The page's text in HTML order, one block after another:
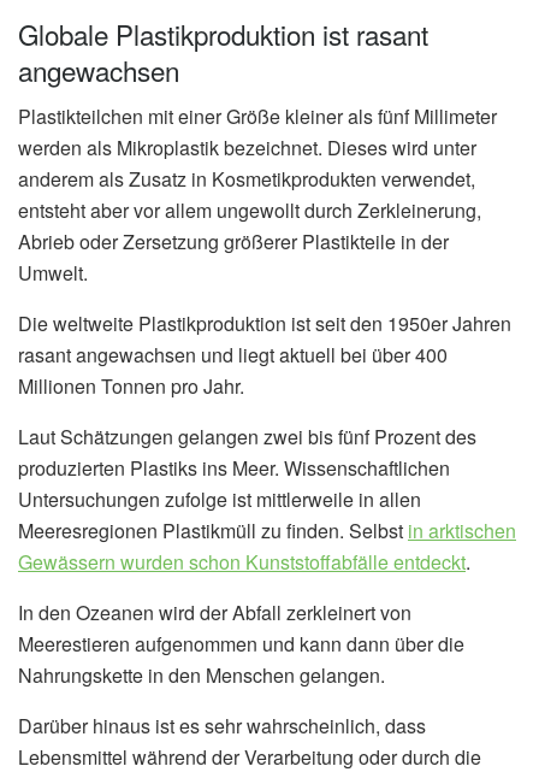
Globale Plastikproduktion ist rasant
angewachsen
Plastikteilchen mit einer Größe kleiner als fünf Millimeter
werden als Mikroplastik bezeichnet. Dieses wird unter
anderem als Zusatz in Kosmetikprodukten verwendet,
entsteht aber vor allem ungewollt durch Zerkleinerung,
Abrieb oder Zersetzung größerer Plastikteile in der
Umwelt.
Die weltweite Plastikproduktion ist seit den 1950er Jahren
rasant angewachsen und liegt aktuell bei über 400
Millionen Tonnen pro Jahr.
Laut Schätzungen gelangen zwei bis fünf Prozent des
produzierten Plastiks ins Meer. Wissenschaftlichen
Untersuchungen zufolge ist mittlerweile in allen
Meeresregionen Plastikmüll zu finden. Selbst in arktischen
Gewässern wurden schon Kunststoffabfälle entdeckt.
In den Ozeanen wird der Abfall zerkleinert von
Meerestieren aufgenommen und kann dann über die
Nahrungskette in den Menschen gelangen.
Darüber hinaus ist es sehr wahrscheinlich, dass
Lebensmittel während der Verarbeitung oder durch die